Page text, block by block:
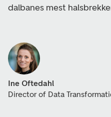
dalbanes mest
Ine Oftedahl
Director of Data